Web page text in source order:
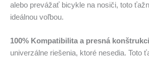
alebo prevážať bicykle na nosiči, toto
ideálnou voľbou.
100% Kompatibilita a presná
univerzálne riešenia, ktoré nesedia. Toto